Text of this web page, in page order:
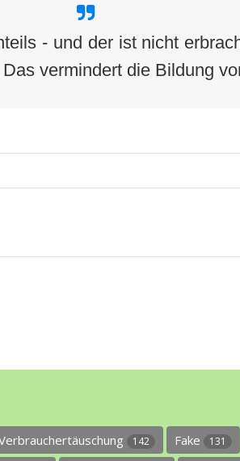
- und der ist nicht
vermindert die Bildung
142 Fake 131